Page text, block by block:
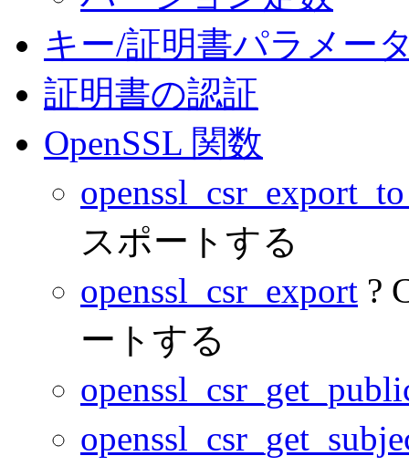
キー/証明書パラメー
証明書の認証
OpenSSL 関数
スポートする
openssl_csr_export ?
ートする